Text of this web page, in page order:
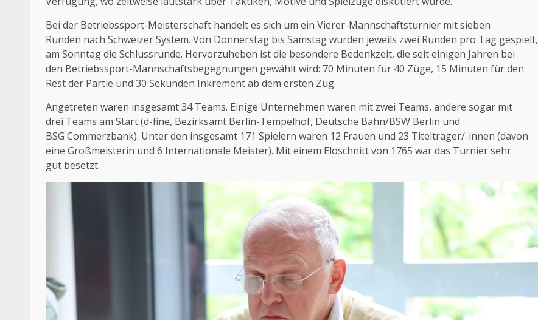
Bei der Betriebssport-Meisterschaft handelt es sich um ein Vierer-Mannschaftsturnier mit sieben
Runden nach Schweizer System. Von Donnerstag bis Samstag wurden jeweils zwei Runden pro Tag gespielt,
am Sonntag die Schlussrunde. Hervorzuheben ist die besondere Bedenkzeit, die seit einigen Jahren bei
den Betriebssport-Mannschaftsbegegnungen gewählt wird: 70 Minuten für 40 Züge, 15 Minuten für den
Rest der Partie und 30 Sekunden Inkrement ab dem ersten Zug.
Angetreten waren insgesamt 34 Teams. Einige Unternehmen waren mit zwei Teams, andere sogar mit
drei Teams am Start (d-fine, Bezirksamt Berlin-Tempelhof, Deutsche Bahn/BSW Berlin und
BSG Commerzbank). Unter den insgesamt 171 Spielern waren 12 Frauen und 23 Titelträger/-innen (davon
eine Großmeisterin und 6 Internationale Meister). Mit einem Eloschnitt von 1765 war das Turnier sehr
gut besetzt.